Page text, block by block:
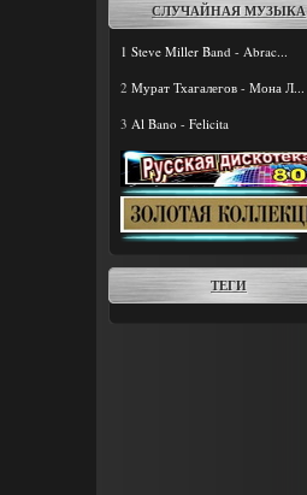
СЛУЧАЙНАЯ МУЗЫКА
1 Steve Miller Band - Abrac...
2 Мурат Тхагалегов - Мона Л...
3 Al Bano - Felicita
ТЕГИ